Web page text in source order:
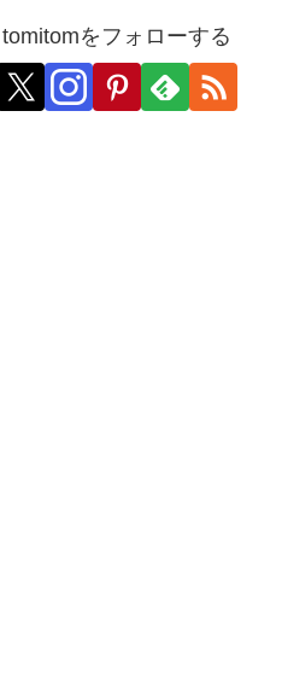
tomitomをフォローする